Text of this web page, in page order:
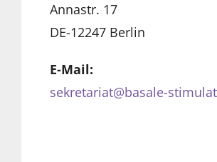
Annastr. 17
DE-12247 Berlin
E-Mail:
sekretariat@basale-